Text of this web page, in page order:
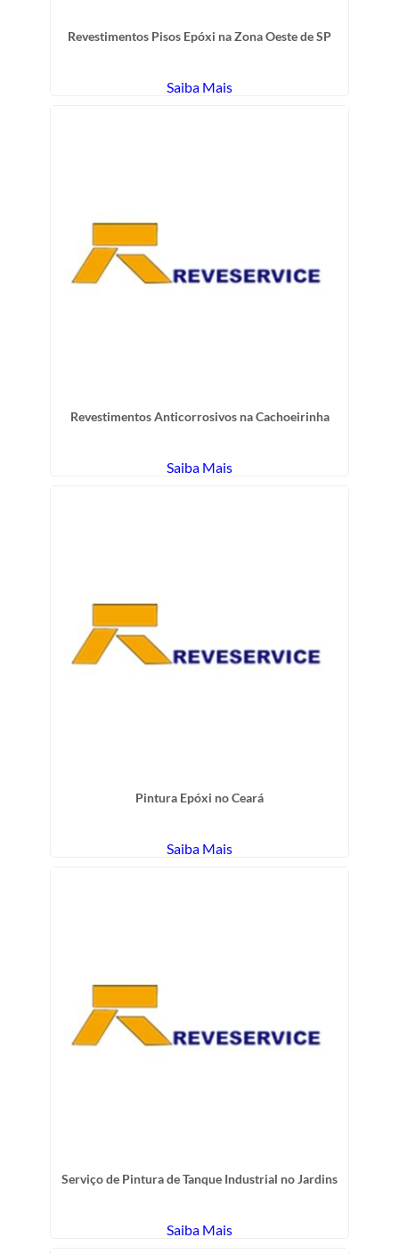
Revestimentos Pisos Epóxi na Zona Oeste de SP
Saiba Mais
Revestimentos Anticorrosivos na Cachoeirinha
Saiba Mais
Pintura Epóxi no Ceará
Saiba Mais
Serviço de Pintura de Tanque Industrial no Jardins
Saiba Mais